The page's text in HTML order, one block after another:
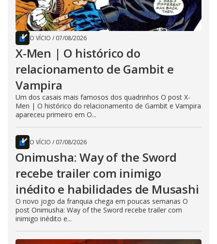
O VÍCIO / 07/08/2026
X-Men | O histórico do
relacionamento de Gambit e
Vampira
Um dos casais mais famosos dos quadrinhos O post X-
Men | O histórico do relacionamento de Gambit e Vampira
apareceu primeiro em O...
O VÍCIO / 07/08/2026
Onimusha: Way of the Sword
recebe trailer com inimigo
inédito e habilidades de Musashi
O novo jogo da franquia chega em poucas semanas O
post Onimusha: Way of the Sword recebe trailer com
inimigo inédito e...